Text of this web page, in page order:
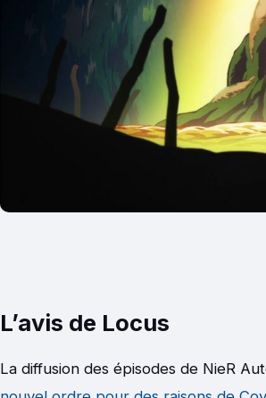
L’avis de Locus
La diffusion des épisodes de NieR